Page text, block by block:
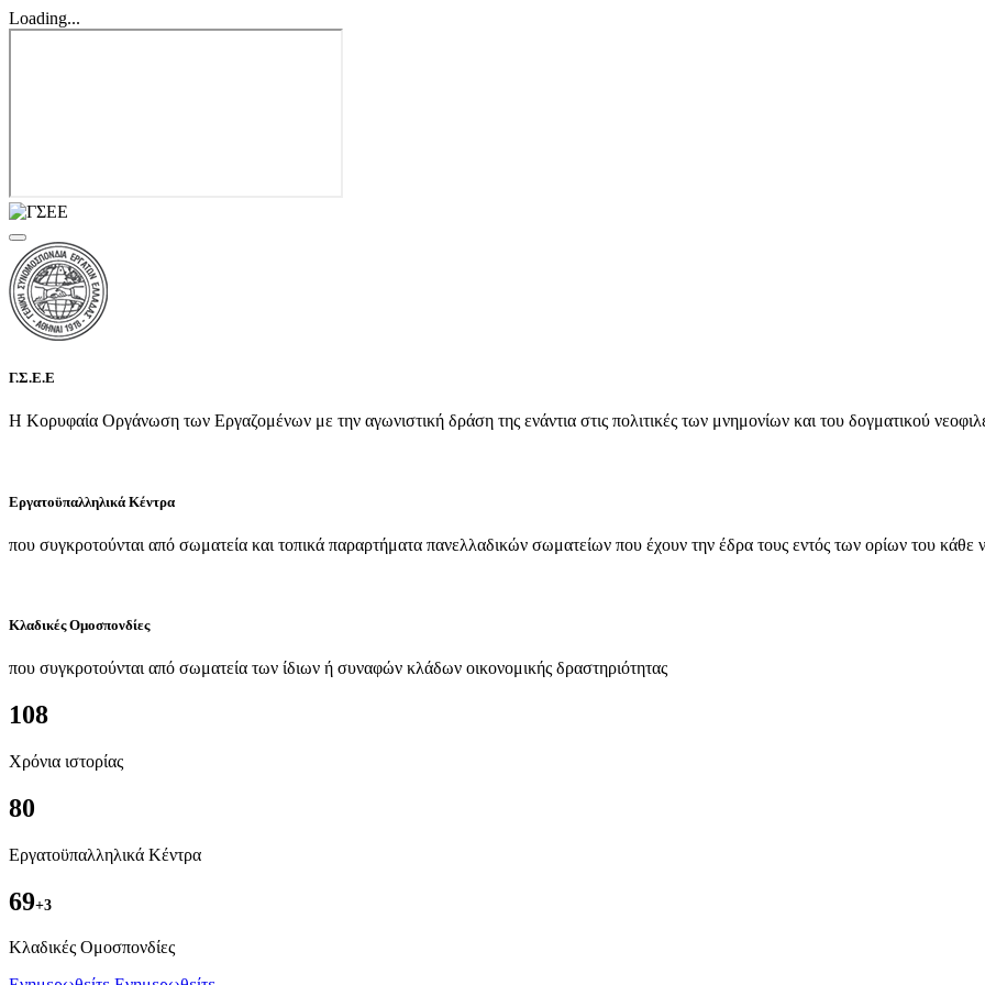
Loading...
Γ.Σ.Ε.Ε
Η Κορυφαία Οργάνωση των Εργαζομένων με την αγωνιστική δράση της ενάντια στις πολιτικές των μνημονίων και του δογματικού
Εργατοϋπαλληλικά Κέντρα
που συγκροτούνται από σωματεία και τοπικά παραρτήματα πανελλαδικών σωματείων που έχουν την έδρα τους εντός των ορίων του κάθε
Κλαδικές Ομοσπονδίες
που συγκροτούνται από σωματεία των ίδιων ή συναφών κλάδων οικονομικής δραστηριότητας
108
Χρόνια ιστορίας
80
Εργατοϋπαλληλικά Κέντρα
69+3
Kλαδικές Ομοσπονδίες